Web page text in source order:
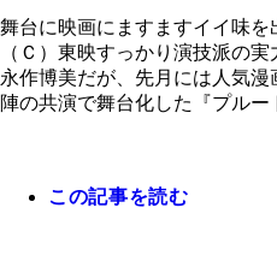
舞台に映画にますますイイ味
（Ｃ）東映すっかり演技派の
永作博美だが、先月には人気
陣の共演で舞台化した『プル
この記事を読む